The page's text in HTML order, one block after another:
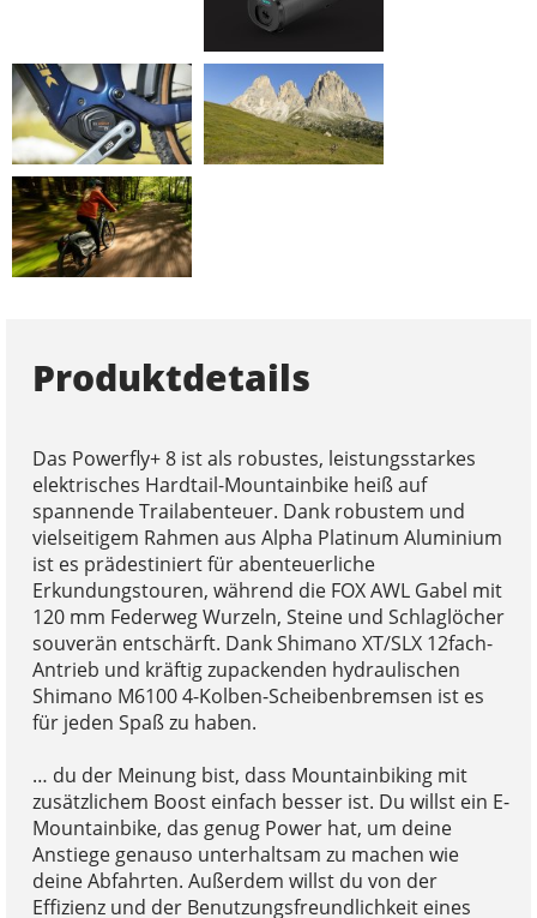
Produktdetails
Das Powerfly+ 8 ist als robustes, leistungsstarkes
elektrisches Hardtail-Mountainbike heiß auf
spannende Trailabenteuer. Dank robustem und
vielseitigem Rahmen aus Alpha Platinum Aluminium
ist es prädestiniert für abenteuerliche
Erkundungstouren, während die FOX AWL Gabel mit
120 mm Federweg Wurzeln, Steine und Schlaglöcher
souverän entschärft. Dank Shimano XT/SLX 12fach-
Antrieb und kräftig zupackenden hydraulischen
Shimano M6100 4-Kolben-Scheibenbremsen ist es
für jeden Spaß zu haben.
… du der Meinung bist, dass Mountainbiking mit
zusätzlichem Boost einfach besser ist. Du willst ein E-
Mountainbike, das genug Power hat, um deine
Anstiege genauso unterhaltsam zu machen wie
deine Abfahrten. Außerdem willst du von der
Effizienz und der Benutzungsfreundlichkeit eines